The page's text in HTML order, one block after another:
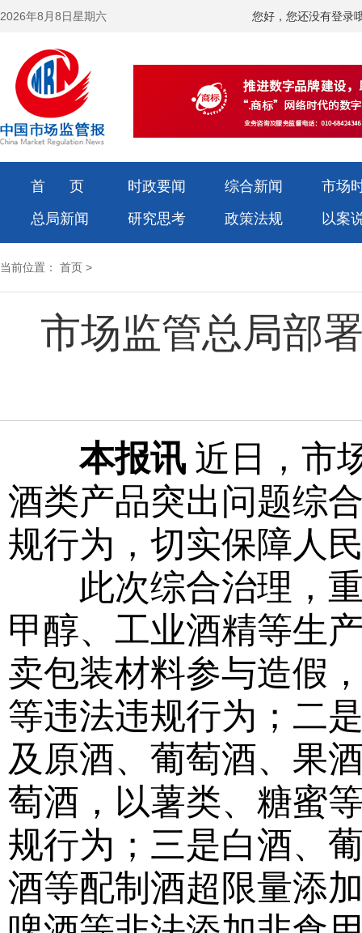
2026年8月8日星期六 您好，您还没有登录
首 页 时政要闻 综合新闻
市场
总局新闻
研究思考 政策法规 以案
当前位置： 首页 >
市场监管总局部
本报讯 近日，市
酒类产品突出问题综
规行为，切实保障人
此次综合治理，重
甲醇、工业酒精等生
卖包装材料参与造假
等违法违规行为；二
及原酒、葡萄酒、果
萄酒，以薯类、糖蜜
规行为；三是白酒、
酒等配制酒超限量添